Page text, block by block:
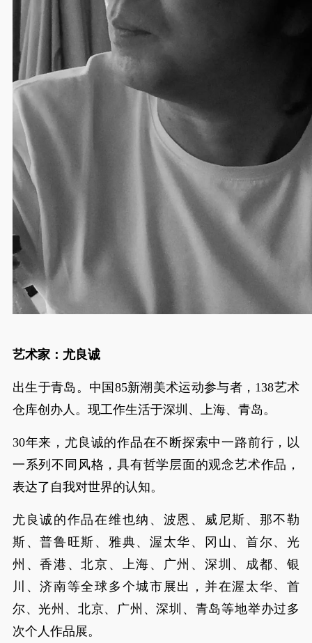
艺术家：尤良诚
出生于青岛。中国85新潮美术运动参与者，138艺术
仓库创办人。现工作生活于深圳、上海、青岛。
30年来，尤良诚的作品在不断探索中一路前行，以
一系列不同风格，具有哲学层面的观念艺术作品，
表达了自我对世界的认知。
尤良诚的作品在维也纳、波恩、威尼斯、那不勒
斯、普鲁旺斯、雅典、渥太华、冈山、首尔、光
州、香港、北京、上海、广州、深圳、成都、银
川、济南等全球多个城市展出，并在渥太华、首
尔、光州、北京、广州、深圳、青岛等地举办过多
次个人作品展。